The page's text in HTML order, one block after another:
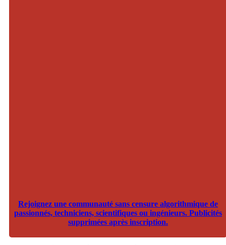
Rejoignez une communauté sans censure algorithmique de
passionnés, techniciens, scientifiques ou ingénieurs. Publicités
supprimées après inscription.